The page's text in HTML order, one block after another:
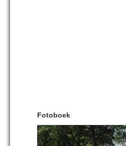
Fotoboek